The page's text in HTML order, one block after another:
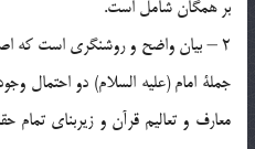
بر همگان‌ شامل‌ است‌.
2 – بيان‌ واضح‌ و روشنگري‌ است‌ كه‌
جملة‌ امام‌ (علیه السلام) دو احتمال‌
معارف‌ و تعاليم‌ قرآن‌ و زيربناي‌ تمام‌